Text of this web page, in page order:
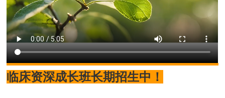
临床资深成长班长期招生中！